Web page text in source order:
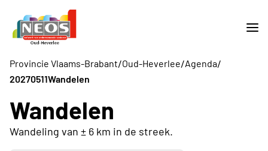
Provincie Vlaams-Brabant/Oud-Heverlee/Agenda/
20270511Wandelen
Wandelen
Wandeling van ± 6 km in de streek.